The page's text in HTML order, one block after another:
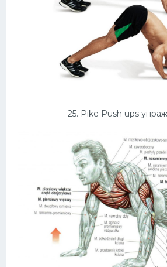
25. Pike Push ups